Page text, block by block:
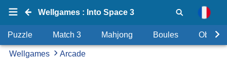
Wellgames : Into Space 3
Puzzle Match 3 Mahjong Boules Objets
Wellgames Arcade